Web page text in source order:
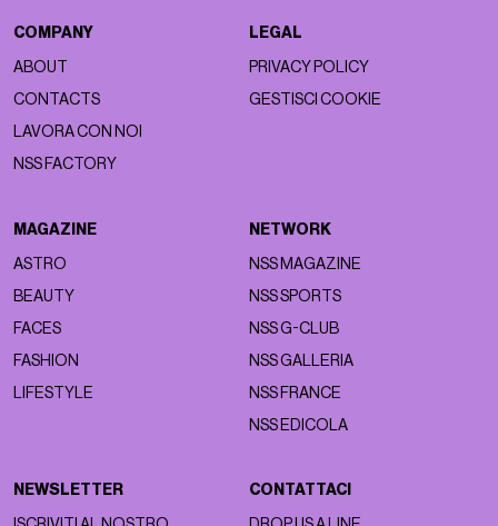
COMPANY
ABOUT
CONTACTS
LAVORA CON NOI
NSS FACTORY
LEGAL
PRIVACY POLICY
GESTISCI COOKIE
MAGAZINE
ASTRO
BEAUTY
FACES
FASHION
LIFESTYLE
NETWORK
NSS MAGAZINE
NSS SPORTS
NSS G-CLUB
NSS GALLERIA
NSS FRANCE
NSS EDICOLA
NEWSLETTER CONTATTACI